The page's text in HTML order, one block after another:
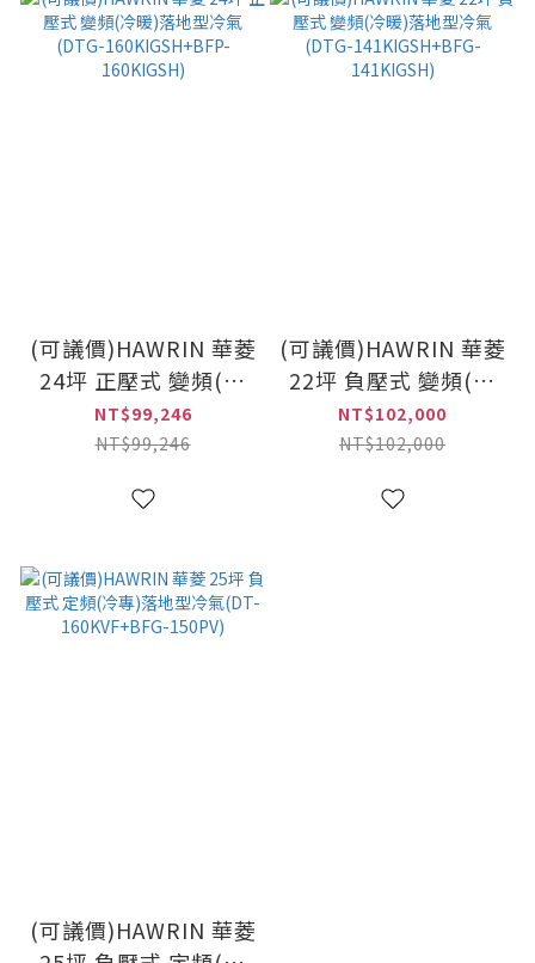
(可議價)HAWRIN 華菱
24坪 正壓式 變頻(冷
暖)落地型冷氣(DTG-
160KIGSH+BFP-
NT$99,246
NT$99,246
(可議價)HAWRIN 華菱
22坪 負壓式 變頻(冷
暖)落地型冷氣(DTG-
141KIGSH+BFG-
NT$102,000
NT$102,000
(可議價)HAWRIN 華菱